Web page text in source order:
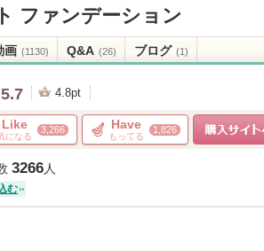
ファンデーション
画 (1130) Q&A (26) ブログ (1)
5.7 4.8pt
Like
になる
3,266 Have
もってる
1,826
3266人
む